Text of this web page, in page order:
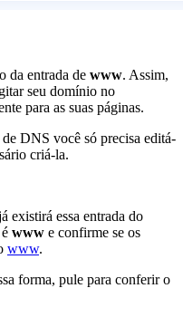
da entrada de www. Assim,
seu domínio no
para as suas páginas.
de DNS você só precisa editá-
criá-la.
existirá essa entrada do
www e confirme se os
www.
forma, pule para conferir o